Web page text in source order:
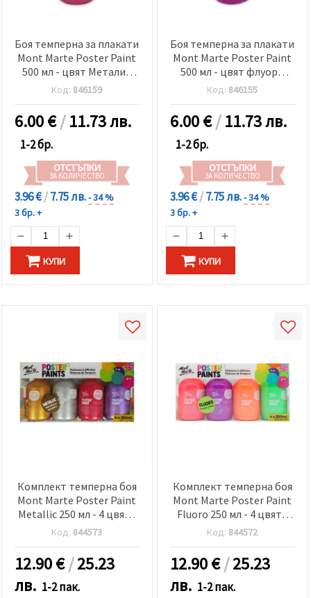
Боя темперна за плакати
Mont Marte Poster Paint
500 мл - цвят Металик
розово
Код: 846159
6.00€/11.73 лв.
1-2 бр.
ОТСТЪПКИ
ЗА КОЛИЧЕСТВО
3.96 €/7.75 лв.- 34 %
3 бр. +
КУПИ
Боя темперна за плакати
Mont Marte Poster Paint
500 мл - цвят флуоро
виолетово
Код: 846155
6.00€/11.73 лв.
1-2 бр.
ОТСТЪПКИ
ЗА КОЛИЧЕСТВО
3.96 €/7.75 лв.- 34 %
3 бр. +
КУПИ
Комплект темперна боя
Mont Marte Poster Paint
Metallic 250 мл - 4 цвята
металик
Код: 844573
12.90€/25.23
лв. 1-2 пак.
Комплект темперна боя
Mont Marte Poster Paint
Fluoro 250 мл - 4 цвята
флуоресцентни
Код: 844572
12.90€/25.23
лв. 1-2 пак.